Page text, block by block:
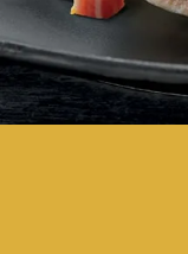
yogurt